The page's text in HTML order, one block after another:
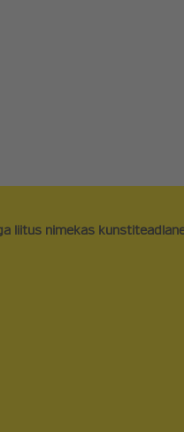
liitus nimekas